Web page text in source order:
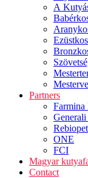
A
Partners
Farmina
Rebiopet
ONE
FCI
Magyar
Contact